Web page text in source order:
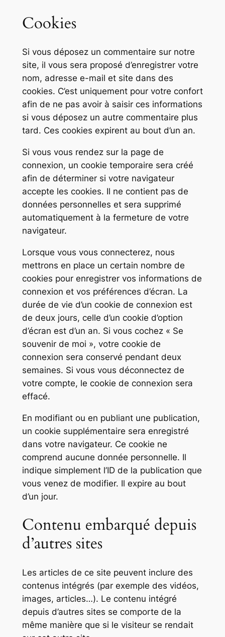
Cookies
Si vous déposez un commentaire sur notre
site, il vous sera proposé d’enregistrer votre
nom, adresse e-mail et site dans des
cookies. C’est uniquement pour votre confort
afin de ne pas avoir à saisir ces informations
si vous déposez un autre commentaire plus
tard. Ces cookies expirent au bout d’un an.
Si vous vous rendez sur la page de
connexion, un cookie temporaire sera créé
afin de déterminer si votre navigateur
accepte les cookies. Il ne contient pas de
données personnelles et sera supprimé
automatiquement à la fermeture de votre
navigateur.
Lorsque vous vous connecterez, nous
mettrons en place un certain nombre de
cookies pour enregistrer vos informations de
connexion et vos préférences d’écran. La
durée de vie d’un cookie de connexion est
de deux jours, celle d’un cookie d’option
d’écran est d’un an. Si vous cochez « Se
souvenir de moi », votre cookie de
connexion sera conservé pendant deux
semaines. Si vous vous déconnectez de
votre compte, le cookie de connexion sera
effacé.
En modifiant ou en publiant une publication,
un cookie supplémentaire sera enregistré
dans votre navigateur. Ce cookie ne
comprend aucune donnée personnelle. Il
indique simplement l’ID de la publication que
vous venez de modifier. Il expire au bout
d’un jour.
Contenu embarqué depuis
d’autres sites
Les articles de ce site peuvent inclure des
contenus intégrés (par exemple des vidéos,
images, articles…). Le contenu intégré
depuis d’autres sites se comporte de la
même manière que si le visiteur se rendait